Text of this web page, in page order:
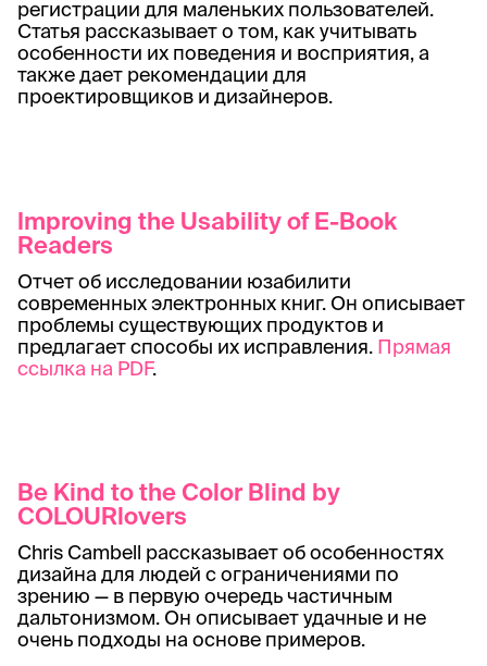
регистрации для маленьких пользователей.
Статья рассказывает о том, как учитывать
особенности их поведения и восприятия, а
также дает рекомендации для
проектировщиков и дизайнеров.
Improving the Usability of E-Book
Readers
Отчет об исследовании юзабилити
современных электронных книг. Он описывает
проблемы существующих продуктов и
предлагает способы их исправления. Прямая
ссылка на PDF.
Be Kind to the Color Blind by
COLOURlovers
Chris Cambell рассказывает об особенностях
дизайна для людей с ограничениями по
зрению — в первую очередь частичным
дальтонизмом. Он описывает удачные и не
очень подходы на основе примеров.